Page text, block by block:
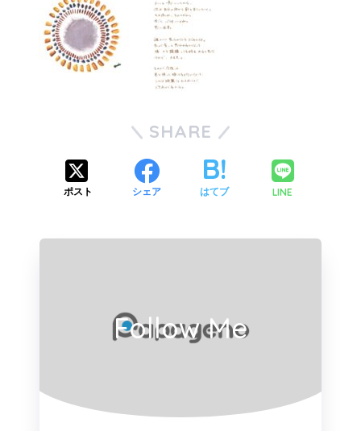
SHARE
ポスト シェア はてブ LINE
Follow Me